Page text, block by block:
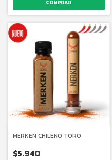
MERKEN CHILENO TORO
$5.940